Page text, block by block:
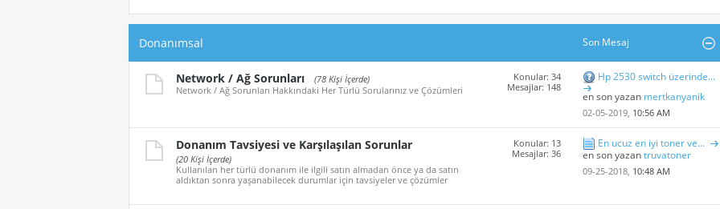
Donanımsal Son Mesaj
Network / Ağ Sorunları
(78 Kişi İçerde)
Network / Ağ Sorunları Hakkındaki Her Türlü Sorularınız ve Çözümleri
Konular: 34
Mesajlar: 148
Hp 2530 switch üzerinde...
en son yazan mertkanyanik
02-05-2019, 10:56 AM
Donanım Tavsiyesi ve Karşılaşılan Sorunlar
(20 Kişi İçerde)
Kullanılan her türlü donanım ile ilgili satın almadan önce ya da satın
aldıktan sonra yaşanabilecek durumlar için tavsiyeler ve çözümler
Konular: 13
Mesajlar: 36
En ucuz en iyi toner ve...
en son yazantruvatoner
09-25-2018, 10:48 AM